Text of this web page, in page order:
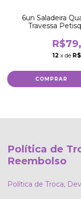
6un Saladeira
Travessa
12 x de
Política de
Reembolso
Política de Troca,